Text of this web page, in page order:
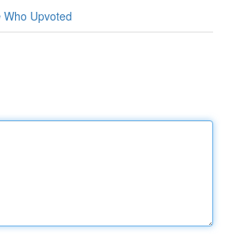
Who Upvoted